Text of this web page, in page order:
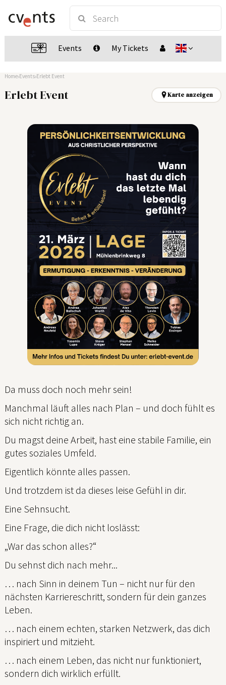
Events My Tickets
Home Events Erlebt Event
Erlebt Event Karte anzeigen
Da muss doch noch mehr sein!
Manchmal läuft alles nach Plan – und doch fühlt es
sich nicht richtig an.
Du magst deine Arbeit, hast eine stabile Familie, ein
gutes soziales Umfeld.
Eigentlich könnte alles passen.
Und trotzdem ist da dieses leise Gefühl in dir.
Eine Sehnsucht.
Eine Frage, die dich nicht loslässt:
„War das schon alles?“
Du sehnst dich nach mehr...
… nach Sinn in deinem Tun – nicht nur für den
nächsten Karriereschritt, sondern für dein ganzes
Leben.
… nach einem echten, starken Netzwerk, das dich
inspiriert und mitzieht.
… nach einem Leben, das nicht nur funktioniert,
sondern dich wirklich erfüllt.